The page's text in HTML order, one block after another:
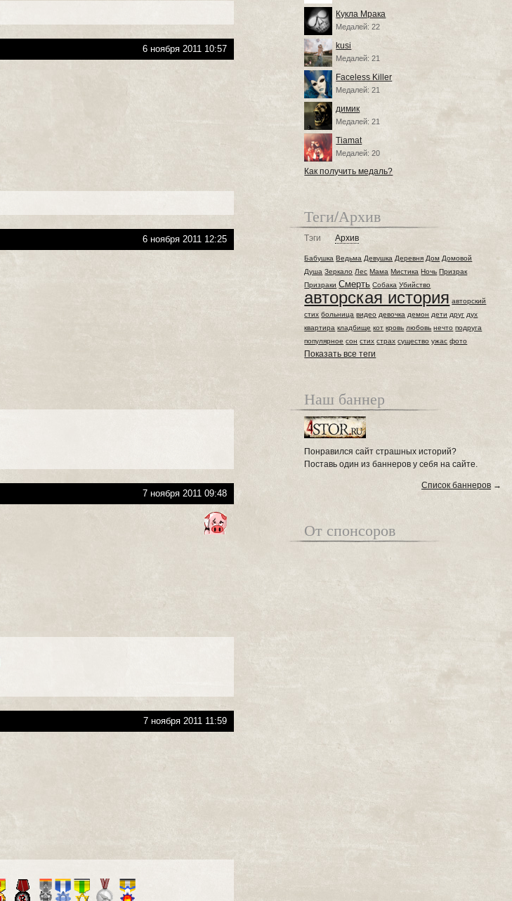
6 ноября 2011 10:57
6 ноября 2011 12:25
7 ноября 2011 09:48
7 ноября 2011 11:59
Кукла Мрака
Медалей: 22
kusi
Медалей: 21
Faceless Killer
Медалей: 21
димик
Медалей: 21
Tiamat
Медалей: 20
Как получить медаль?
Теги/Архив
Тэги Архив
Бабушка Ведьма Девушка Деревня Дом Домовой
Душа Зеркало Лес Мама Мистика Ночь Призрак
Призраки Смерть Собака Убийство
авторская история авторский
стих больница видео девочка демон дети друг дух
квартира кладбище кот кровь любовь нечто подруга
популярное сон стих страх существо ужас фото
Показать все теги
Наш баннер
Понравился сайт страшных историй?
Поставь один из баннеров у себя на сайте.
Список баннеров →
От спонсоров